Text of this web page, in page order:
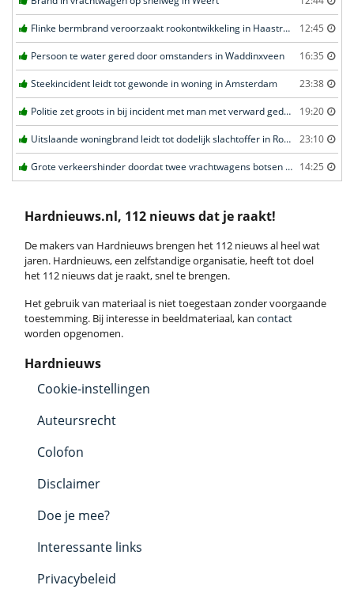
Flinke bermbrand veroorzaakt rookontwikkeling in Haastrecht 12:45
Persoon te water gered door omstanders in Waddinxveen 16:35
Steekincident leidt tot gewonde in woning in Amsterdam 23:38
Politie zet groots in bij incident met man met verward gedrag in Leeuwarden 19:20
Uitslaande woningbrand leidt tot dodelijk slachtoffer in Rotterdam 23:10
Grote verkeershinder doordat twee vrachtwagens botsen tunnel in Zwijndrecht 14:25
Hardnieuws.nl, 112 nieuws dat je raakt!
De makers van Hardnieuws brengen het 112 nieuws al heel wat
jaren. Hardnieuws, een zelfstandige organisatie, heeft tot doel
het 112 nieuws dat je raakt, snel te brengen.
Het gebruik van materiaal is niet toegestaan zonder voorgaande
toestemming. Bij interesse in beeldmateriaal, kan contact
worden opgenomen.
Hardnieuws
Cookie-instellingen
Auteursrecht
Colofon
Disclaimer
Doe je mee?
Interessante links
Privacybeleid